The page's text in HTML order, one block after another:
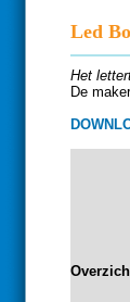
Led
Het
De